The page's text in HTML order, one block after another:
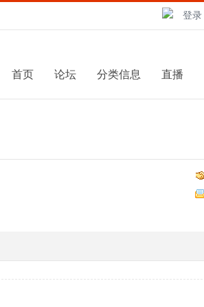
登录
首页 论坛 分类信息 直播